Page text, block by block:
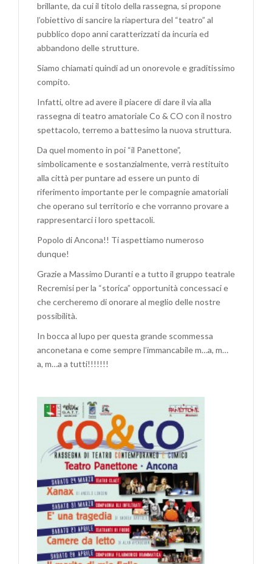
brillante, da cui il titolo della rassegna, si propone
l’obiettivo di sancire la riapertura del “teatro” al
pubblico dopo anni caratterizzati da incuria ed
abbandono delle strutture.
Siamo chiamati quindi ad un onorevole e graditissimo
compito.
Infatti, oltre ad avere il piacere di dare il via alla
rassegna di teatro amatoriale Co & CO con il nostro
spettacolo, terremo a battesimo la nuova struttura.
Da quel momento in poi “il Panettone”,
simbolicamente e sostanzialmente, verrà restituito
alla città per puntare ad essere un punto di
riferimento importante per le compagnie amatoriali
che operano sul territorio e che vorranno provare a
rappresentarci i loro spettacoli.
Popolo di Ancona!! Ti aspettiamo numeroso
dunque!
Grazie a Massimo Duranti e a tutto il gruppo teatrale
Recremisi per la “storica” opportunità concessaci e
che cercheremo di onorare al meglio delle nostre
possibilità.
In bocca al lupo per questa grande scommessa
anconetana e come sempre l’immancabile m…a, m…
a, m…a a tutti!!!!!!!